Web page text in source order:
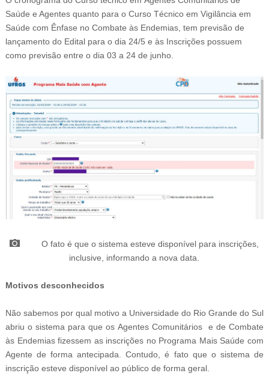
Saúde e Agentes quanto para o Curso Técnico em Vigilância em
Saúde com Ênfase no Combate às Endemias, tem previsão de
lançamento do Edital para o dia 24/5 e às Inscrições possuem
como previsão entre o dia 03 a 24 de junho.
O fato é que o sistema esteve disponível para inscrições,
inclusive, informando a nova data.
Motivos desconhecidos
Não sabemos por qual motivo a Universidade do Rio Grande do Sul
abriu o sistema para que os Agentes Comunitários e de Combate
às Endemias fizessem as inscrições no Programa Mais Saúde com
Agente de forma antecipada. Contudo, é fato que o sistema de
inscrição esteve disponível ao público de forma geral.